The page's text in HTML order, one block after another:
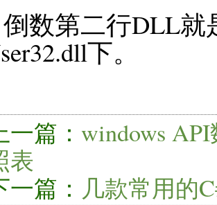
倒数第二行DLL就
下。
一篇： windows
表
一篇： 几款常用的